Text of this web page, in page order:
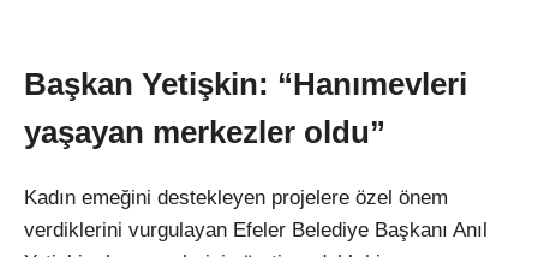
Başkan Yetişkin: “Hanımevleri
yaşayan merkezler oldu”
Kadın emeğini destekleyen projelere özel önem
verdiklerini vurgulayan Efeler Belediye Başkanı Anıl